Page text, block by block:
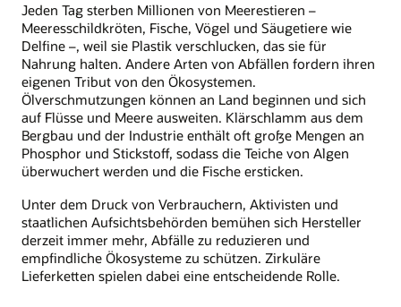
Jeden Tag sterben Millionen von Meerestieren –
Meeresschildkröten, Fische, Vögel und Säugetiere wie
Delfine –, weil sie Plastik verschlucken, das sie für
Nahrung halten. Andere Arten von Abfällen fordern ihren
eigenen Tribut von den Ökosystemen.
Ölverschmutzungen können an Land beginnen und sich
auf Flüsse und Meere ausweiten. Klärschlamm aus dem
Bergbau und der Industrie enthält oft große Mengen an
Phosphor und Stickstoff, sodass die Teiche von Algen
überwuchert werden und die Fische ersticken.
Unter dem Druck von Verbrauchern, Aktivisten und
staatlichen Aufsichtsbehörden bemühen sich Hersteller
derzeit immer mehr, Abfälle zu reduzieren und
empfindliche Ökosysteme zu schützen. Zirkuläre
Lieferketten spielen dabei eine entscheidende Rolle.